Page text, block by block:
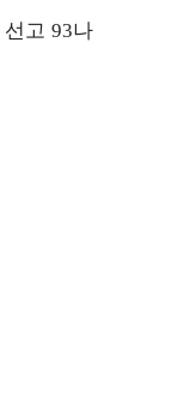
선고 93나